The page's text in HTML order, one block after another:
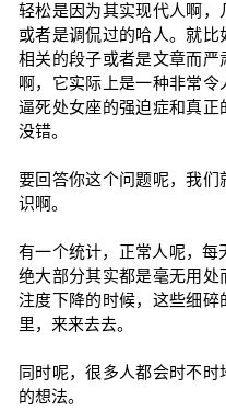
轻松是因为其实现代人啊
或者是调侃过的哈人。就
相关的段子或者是文章而
啊，它实际上是一种非常
逼死处女座的强迫症和真
没错。
要回答你这个问题呢，我
识啊。
有一个统计，正常人呢，每
绝大部分其实都是毫无用
注度下降的时候，这些细
里，来来去去。
同时呢，很多人都会时不
的想法。